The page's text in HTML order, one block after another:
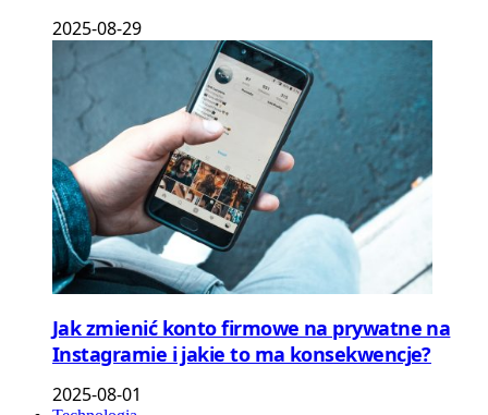
2025-08-29
Jak zmienić konto firmowe na prywatne na
Instagramie i jakie to ma konsekwencje?
2025-08-01